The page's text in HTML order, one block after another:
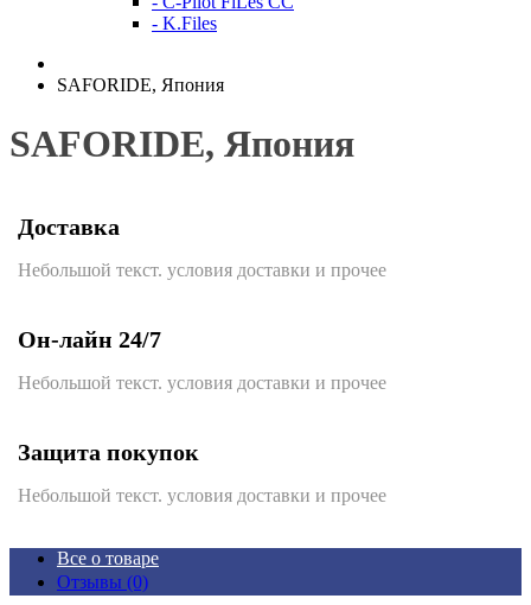
- K.Files
SAFORIDE, Япония
SAFORIDE, Япония
Доставка
Небольшой текст. условия доставки и прочее
Он-лайн 24/7
Небольшой текст. условия доставки и прочее
Защита покупок
Небольшой текст. условия доставки и прочее
Все о товаре
Отзывы (0)